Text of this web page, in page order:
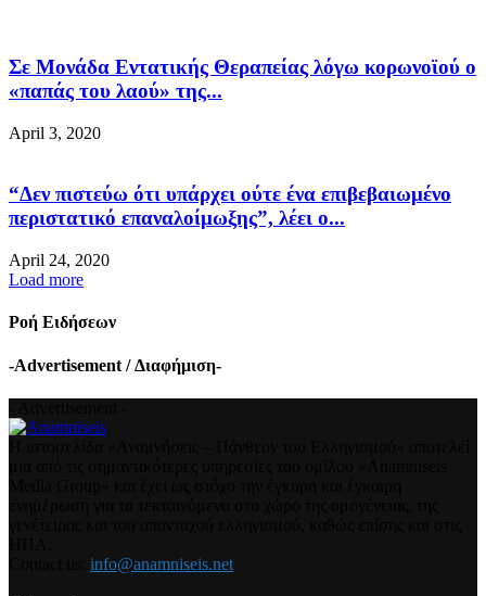
Σε Μονάδα Εντατικής Θεραπείας λόγω κορωνοϊού ο
«παπάς του λαού» της...
April 3, 2020
“Δεν πιστεύω ότι υπάρχει ούτε ένα επιβεβαιωμένο
περιστατικό επαναλοίμωξης”, λέει ο...
April 24, 2020
Load more
Ροή Ειδήσεων
-Advertisement / Διαφήμιση-
info@anamniseis.net